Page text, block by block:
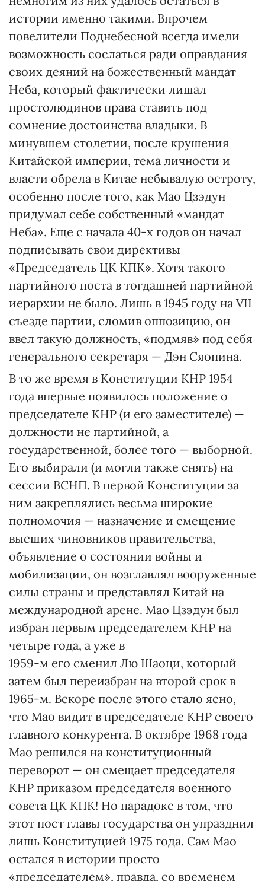
истории именно такими. Впрочем
повелители Поднебесной всегда имели
возможность сослаться ради оправдания
своих деяний на божественный мандат
Неба, который фактически лишал
простолюдинов права ставить под
сомнение достоинства владыки. В
минувшем столетии, после крушения
Китайской империи, тема личности и
власти обрела в Китае небывалую остроту,
особенно после того, как Мао Цзэдун
придумал себе собственный «мандат
Неба». Еще с начала 40-х годов он начал
подписывать свои директивы
«Председатель ЦК КПК». Хотя такого
партийного поста в тогдашней партийной
иерархии не было. Лишь в 1945 году на VII
съезде партии, сломив оппозицию, он
ввел такую должность, «подмяв» под себя
генерального секретаря — Дэн Сяопина.
В то же время в Конституции КНР 1954
года впервые появилось положение о
председателе КНР (и его заместителе) —
должности не партийной, а
государственной, более того — выборной.
Его выбирали (и могли также снять) на
сессии ВСНП. В первой Конституции за
ним закреплялись весьма широкие
полномочия — назначение и смещение
высших чиновников правительства,
объявление о состоянии войны и
мобилизации, он возглавлял вооруженные
силы страны и представлял Китай на
международной арене. Мао Цзэдун был
избран первым председателем КНР на
четыре года, а уже в
1959-м его сменил Лю Шаоци, который
затем был переизбран на второй срок в
1965-м. Вскоре после этого стало ясно,
что Мао видит в председателе КНР своего
главного конкурента. В октябре 1968 года
Мао решился на конституционный
переворот — он смещает председателя
КНР приказом председателя военного
совета ЦК КПК! Но парадокс в том, что
этот пост главы государства он упразднил
лишь Конституцией 1975 года. Сам Мао
остался в истории просто
«председателем», правда, со временем